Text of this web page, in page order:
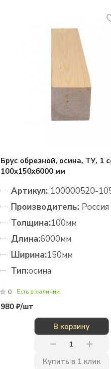
Брус обрезной, осина, ТУ, 1
100х150х6000 мм
Артикул: 100000520-
Производитель: Россия
Толщина:100мм
Длина:6000мм
Ширина:150мм
Тип:осина
0 Есть в наличии
980 ₽/шт
В корзину
Купить в 1 клик